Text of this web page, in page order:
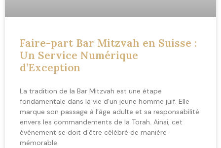
Faire-part Bar Mitzvah en Suisse :
Un Service Numérique
d’Exception
La tradition de la Bar Mitzvah est une étape
fondamentale dans la vie d’un jeune homme juif. Elle
marque son passage à l’âge adulte et sa responsabilité
envers les commandements de la Torah. Ainsi, cet
événement se doit d’être célébré de manière
mémorable.